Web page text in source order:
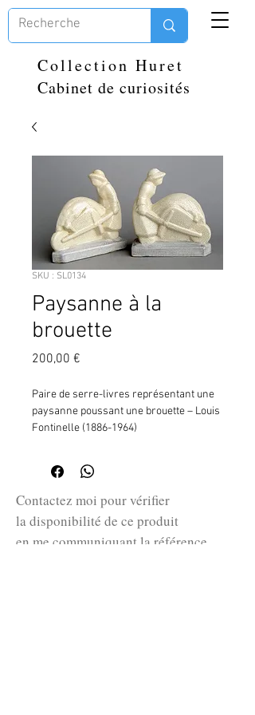
Collection Huret
Cabinet de curiosités
SKU : SL0134
Paysanne à la
brouette
200,00 €
Paire de serre-livres représentant une
paysanne poussant une brouette – Louis
Fontinelle (1886-1964)
Emmaillé blanc , Art Déco . Signé.
H : 16 cm L : 14 cm. P : 7 cm
Contactez moi pour vérifier
la disponibilité de ce produit
en me communiquant la référence